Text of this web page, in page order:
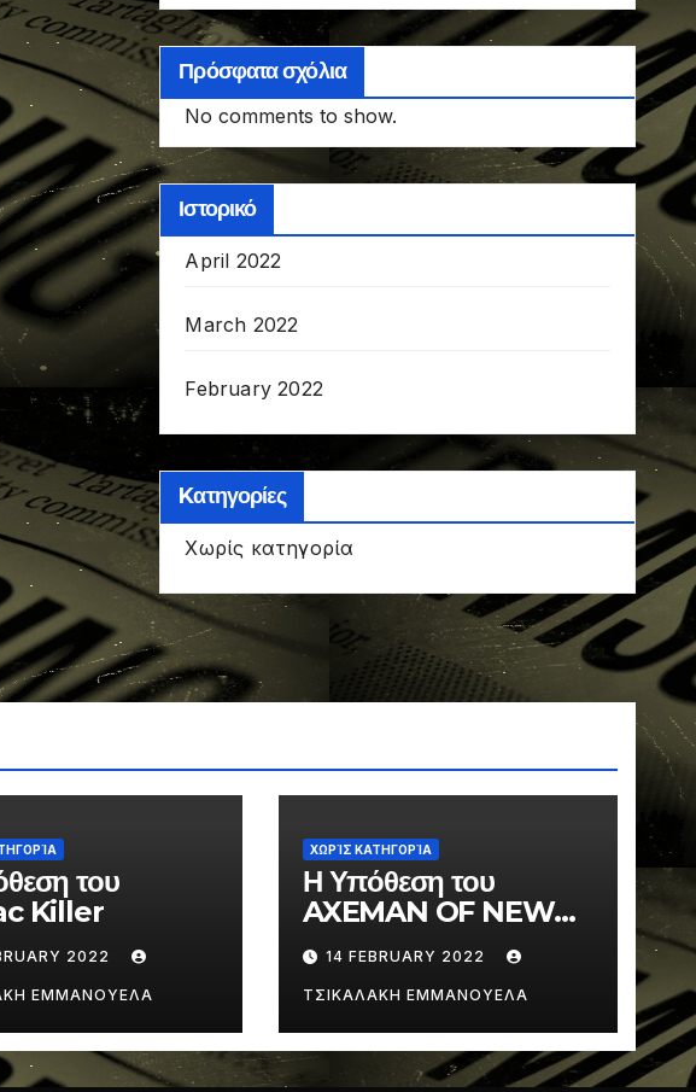
Πρόσφατα σχόλια
No comments to show.
Ιστορικό
April 2022
March 2022
February 2022
Kατηγορίες
Χωρίς κατηγορία
του
Killer
2022
ΕΜΜΑΝΟΥΕΛΑ
ΧΩΡΊΣ ΚΑΤΗΓΟΡΊΑ
Η Υπόθεση του
AXEMAN OF NEW
ORLEANS
14 FEBRUARY 2022
ΤΣΙΚΑΛΑΚΗ ΕΜΜΑΝΟΥΕΛΑ